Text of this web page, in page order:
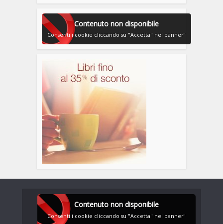
Contenuto non disponibile
Consenti i cookie cliccando su "Accetta" nel banner"
Contenuto non disponibile
Consenti i cookie cliccando su "Accetta" nel banner"